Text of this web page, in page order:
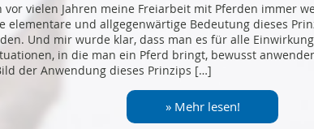
vor vielen Jahren meine Freiarbeit mit Pferden immer
elementare und allgegenwärtige Bedeutung dieses
Und mir wurde klar, dass man es für alle
in die man ein Pferd bringt, bewusst
der Anwendung dieses Prinzips […]
» Mehr lesen!